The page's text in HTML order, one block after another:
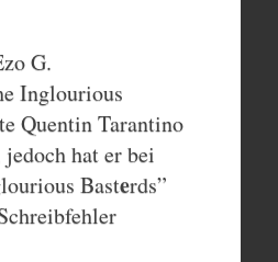
G.
Inglourious
Quentin Tarantino
hat er bei
Basterds”